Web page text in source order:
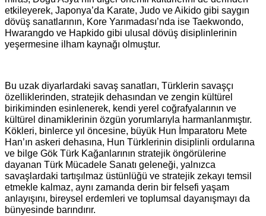
etkileyerek, Japonya’da Karate, Judo ve Aikido gibi saygın
dövüş sanatlarının, Kore Yarımadası’nda ise Taekwondo,
Hwarangdo ve Hapkido gibi ulusal dövüş disiplinlerinin
yeşermesine ilham kaynağı olmuştur.
Bu uzak diyarlardaki savaş sanatları, Türklerin savaşçı
özelliklerinden, stratejik dehasından ve zengin kültürel
birikiminden esinlenerek, kendi yerel coğrafyalarının ve
kültürel dinamiklerinin özgün yorumlarıyla harmanlanmıştır.
Kökleri, binlerce yıl öncesine, büyük Hun İmparatoru Mete
Han’ın askeri dehasına, Hun Türklerinin disiplinli ordularına
ve bilge Gök Türk Kağanlarının stratejik öngörülerine
dayanan Türk Mücadele Sanatı geleneği, yalnızca
savaşlardaki tartışılmaz üstünlüğü ve stratejik zekayı temsil
etmekle kalmaz, aynı zamanda derin bir felsefi yaşam
anlayışını, bireysel erdemleri ve toplumsal dayanışmayı da
bünyesinde barındırır.